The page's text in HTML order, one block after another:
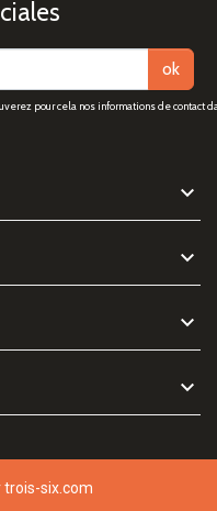
ok
pour cela nos informations de contact
trois-six.com